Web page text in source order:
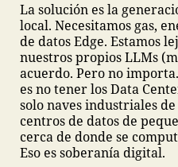
La solución es la
local. Necesitamos gas,
de datos Edge. Estamos
nuestros propios LLMs
acuerdo. Pero no
es no tener los Data
solo naves industriales
centros de datos de
cerca de donde se
Eso es soberanía digital.